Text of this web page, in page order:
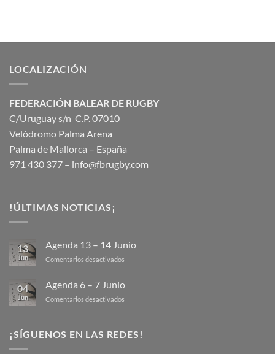
LOCALIZACIÓN
FEDERACIÓN BALEAR DE RUGBY
C/Uruguay s/n C.P. 07010
Velódromo Palma Arena
Palma de Mallorca – España
971 430 377 – info@fbrugby.com
!ÚLTIMAS NOTICIAS¡
13
Jun
Agenda 13 – 14 Junio
Comentarios desactivados
–
04
Jun
Agenda 6 – 7 Junio
Comentarios desactivados
–
7
¡SÍGUENOS EN LAS REDES!